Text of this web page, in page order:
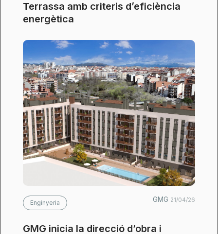
Terrassa amb criteris d’eficiència
energètica
Enginyeria GMG 21/04/26
GMG inicia la direcció d’obra i